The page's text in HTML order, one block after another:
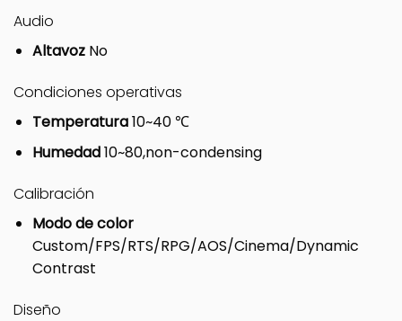
Audio
Altavoz No
Condiciones operativas
Temperatura10~40 ℃
Humedad10~80,non-condensing
Calibración
Modo de color
Custom/FPS/RTS/RPG/AOS/Cinema/Dynamic
Contrast
Diseño